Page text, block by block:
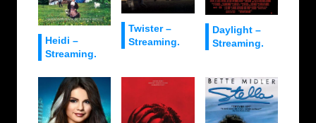
Heidi –
Streaming.
Twister –
Streaming.
Daylight –
Streaming.